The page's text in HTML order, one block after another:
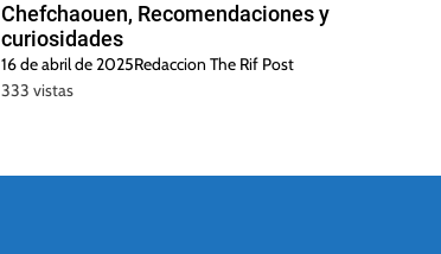
Chefchaouen, Recomendaciones y
curiosidades
16 de abril de 2025Redaccion The Rif Post
333 vistas